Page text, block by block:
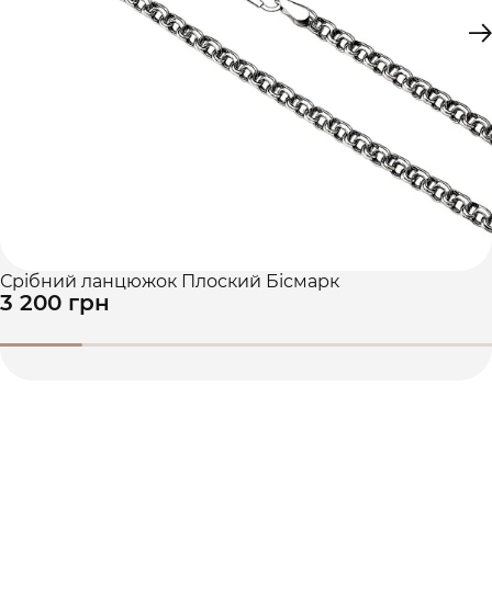
Срібний ланцюжок Плоский Бісмарк
3 200 грн